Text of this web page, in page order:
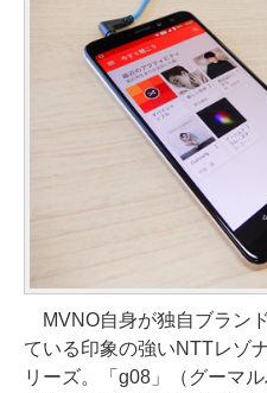
MVNO自身が独自ブラン
ている印象の強いNTTレゾ
リーズ。「g08」（グーマ